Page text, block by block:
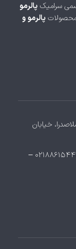
سرامیک پالرمو
محصولات پالرمو و
خيابان
۰۲۱۸۸۶۱۵۴۴۰ – ۰۲۱۸۸۶۱۵۴۴۱ – ۰۲۱۸۸۶۱۵۴۴۲ –